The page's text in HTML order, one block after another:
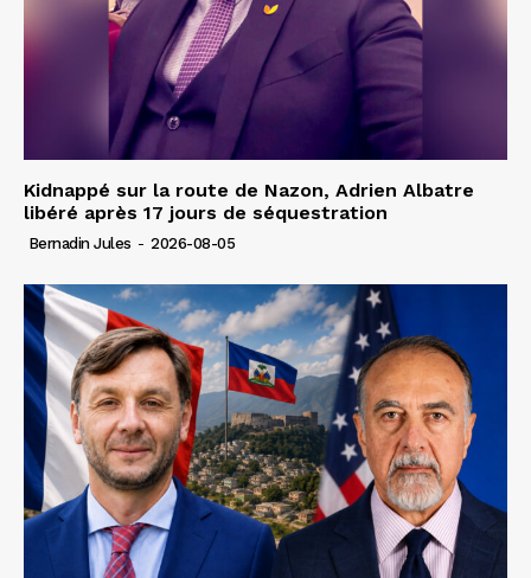
Kidnappé sur la route de Nazon, Adrien Albatre
libéré après 17 jours de séquestration
Bernadin Jules - 2026-08-05